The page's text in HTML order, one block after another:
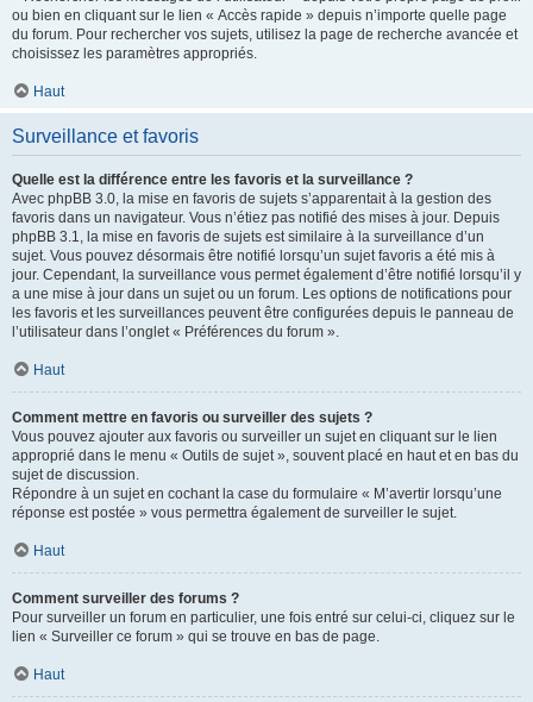
ou bien en cliquant sur le lien « Accès rapide » depuis n’importe quelle page
du forum. Pour rechercher vos sujets, utilisez la page de recherche avancée et
choisissez les paramètres appropriés.
Haut
Surveillance et favoris
Quelle est la différence entre les favoris et la surveillance ?
Avec phpBB 3.0, la mise en favoris de sujets s’apparentait à la gestion des
favoris dans un navigateur. Vous n’étiez pas notifié des mises à jour. Depuis
phpBB 3.1, la mise en favoris de sujets est similaire à la surveillance d’un
sujet. Vous pouvez désormais être notifié lorsqu’un sujet favoris a été mis à
jour. Cependant, la surveillance vous permet également d’être notifié lorsqu’il y
a une mise à jour dans un sujet ou un forum. Les options de notifications pour
les favoris et les surveillances peuvent être configurées depuis le panneau de
l’utilisateur dans l’onglet « Préférences du forum ».
Haut
Comment mettre en favoris ou surveiller des sujets ?
Vous pouvez ajouter aux favoris ou surveiller un sujet en cliquant sur le lien
approprié dans le menu « Outils de sujet », souvent placé en haut et en bas du
sujet de discussion.
Répondre à un sujet en cochant la case du formulaire « M’avertir lorsqu’une
réponse est postée » vous permettra également de surveiller le sujet.
Haut
Comment surveiller des forums ?
Pour surveiller un forum en particulier, une fois entré sur celui-ci, cliquez sur le
lien « Surveiller ce forum » qui se trouve en bas de page.
Haut